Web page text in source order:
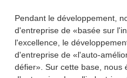
Pendant le développement,
d'entreprise de «basée sur
l'excellence, le
d'entreprise de «l'auto-
défier». Sur cette base, nous